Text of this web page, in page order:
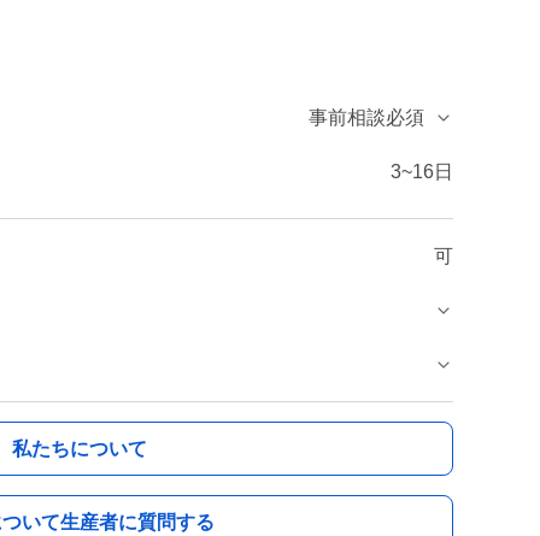
事前相談必須
3~16日
可
私たちについて
いて生産者に質問する